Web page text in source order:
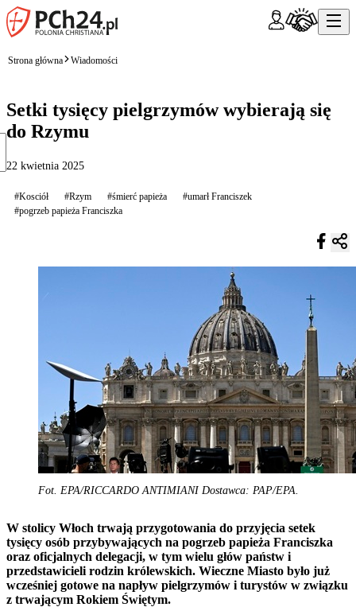
Strona główna Wiadomości
Setki tysięcy pielgrzymów wybierają się
do Rzymu
22 kwietnia 2025
#Kosciół #Rzym #śmierć papieża
#umarł Franciszek
#pogrzeb papieża Franciszka
Fot. EPA/RICCARDO ANTIMIANI Dostawca: PAP/EPA.
W stolicy Włoch trwają przygotowania do przyjęcia setek
tysięcy osób przybywających na pogrzeb papieża Franciszka
oraz oficjalnych delegacji, w tym wielu głów państw i
przedstawicieli rodzin królewskich. Wieczne Miasto było już
wcześniej gotowe na napływ pielgrzymów i turystów w związku
z trwającym Rokiem Świętym.